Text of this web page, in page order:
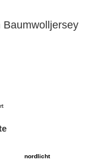
Baumwolljersey
nordlicht